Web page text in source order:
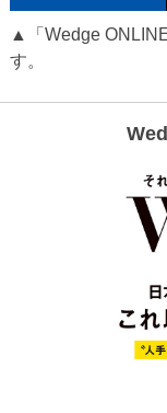
▲「Wedge
す。